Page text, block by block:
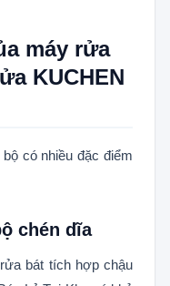
máy rửa
KUCHEN
có nhiều đặc điểm
chén dĩa
bát tích hợp chậu